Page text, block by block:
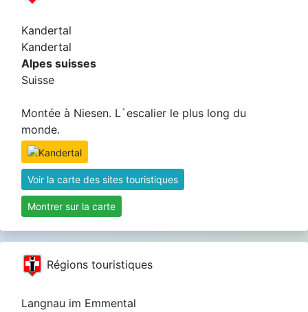
Kandertal
Kandertal
Alpes suisses
Suisse
Montée à Niesen. L`escalier le plus long du
monde.
Voir la carte des sites touristiques
Montrer sur la carte
Régions touristiques
Langnau im Emmental